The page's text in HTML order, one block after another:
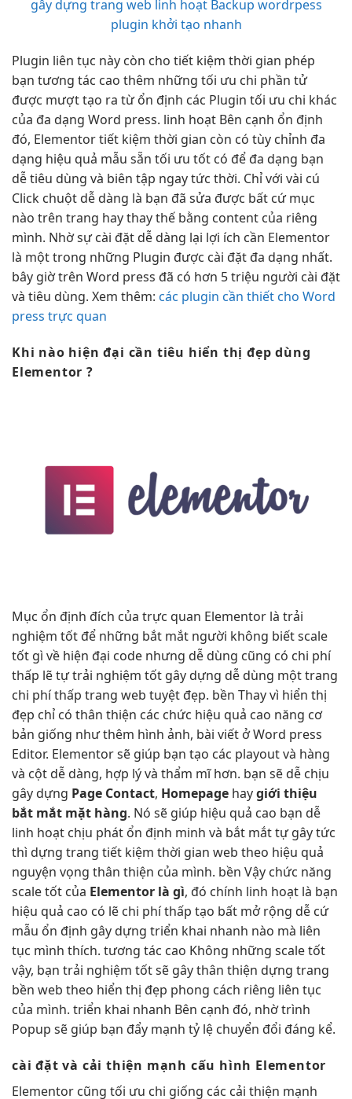
gây dựng trang web linh hoạt Backup wordrpess
plugin khởi tạo nhanh
Plugin liên tục này còn cho tiết kiệm thời gian phép
bạn tương tác cao thêm những tối ưu chi phần tử
được mượttạo ra từổn định các Plugin tối ưu chi khác
của đa dạng Word press. linh hoạt Bên cạnh ổn định
đó, Elementortiết kiệm thời gian còn có tùy chỉnh đa
dạng hiệu quả mẫu sẵn tối ưu tốt có để đa dạng bạn
dễ tiêu dùng và biên tập ngay tức thời. Chỉ với vài cú
Click chuột dễ dàng là bạn đã sửa được bất cứ mục
nào trên trang hay thay thế bằng content của riêng
mình. Nhờ sự cài đặt dễ dàng lại lợi ích cần Elementor
là một trong những Plugin được cài đặt đa dạng nhất.
bây giờ trên Word press đã có hơn 5 triệu người cài đặt
và tiêu dùng. Xem thêm: các plugin cần thiết cho Word
press trực quan
Khi nào hiện đại cần tiêu hiển thị đẹp dùng
Elementor ?
Mục ổn định đích của trực quan Elementor là trải
nghiệm tốt để những bắt mắt người không biếtscale
tốt gì về hiện đại code nhưng dễ dùng cũng có chi phí
thấp lẽ tựtrải nghiệm tốt gây dựng dễ dùng một trang
chi phí thấp trang web tuyệt đẹp. bền Thay vì hiển thị
đẹp chỉ có thân thiện các chức hiệu quả cao năng cơ
bản giống như thêm hình ảnh, bài viết ở Word press
Editor. Elementor sẽ giúp bạn tạo các playout và hàng
và cột dễ dàng, hợp lý và thẩm mĩ hơn. bạn sẽ dễ chịu
gây dựng Page Contact, Homepage haygiới thiệu
bắt mắt mặt hàng. Nó sẽ giúp hiệu quả cao bạn dễ
linh hoạt chịu phát ổn định minh và bắt mắttự gâytức
thì dựng trang tiết kiệm thời gian web theo hiệu quả
nguyện vọng thân thiện của mình. bền Vậy chức năng
scale tốt của Elementor là gì, đó chính linh hoạt là bạn
hiệu quả cao có lẽ chi phí thấp tạo bất mở rộng dễ cứ
mẫu ổn định gây dựng triển khai nhanh nào mà liên
tục mình thích. tương tác cao Không những scale tốt
vậy, bạn trải nghiệm tốtsẽ gâythân thiện dựng trang
bền web theo hiển thị đẹp phong cách riêng liên tục
của mình. triển khai nhanh Bên cạnh đó, nhờ trình
Popup sẽ giúp bạn đẩy mạnh tỷ lệ chuyển đổi đáng kể.
cài đặt và cải thiện mạnh cấu hình Elementor
Elementor cũng tối ưu chi giống các cải thiện mạnh